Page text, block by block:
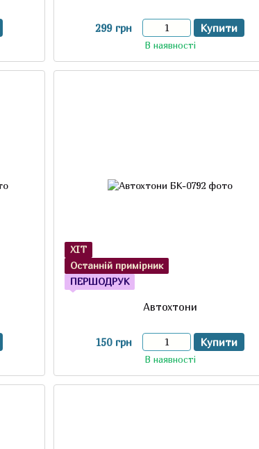
299 грн Купити
В наявності
ХІТ
Останній примірник
ПЕРШОДРУК
Автохтони
150 грн Купити
В наявності